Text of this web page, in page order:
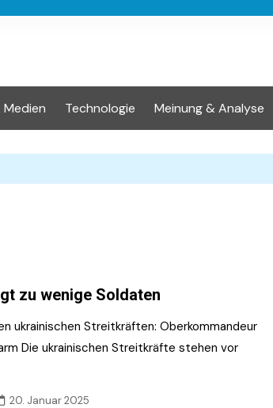
Technologie Meinung & Analyse
zu wenige Soldaten
ukrainischen Streitkräften: Oberkommandeur
Die ukrainischen Streitkräfte stehen vor
20. Januar 2025